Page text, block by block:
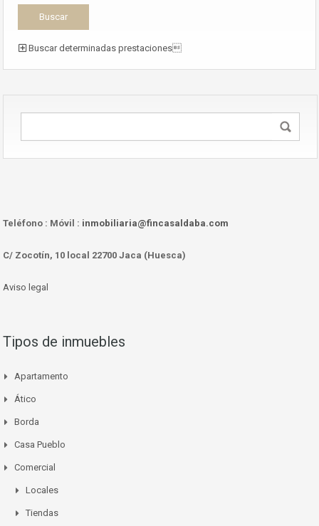
Buscar determinadas prestaciones
Teléfono : Móvil : inmobiliaria@fincasaldaba.com
C/ Zocotín, 10 local 22700 Jaca (Huesca)
Aviso legal
Tipos de inmuebles
Apartamento
Ático
Borda
Casa Pueblo
Comercial
Locales
Tiendas